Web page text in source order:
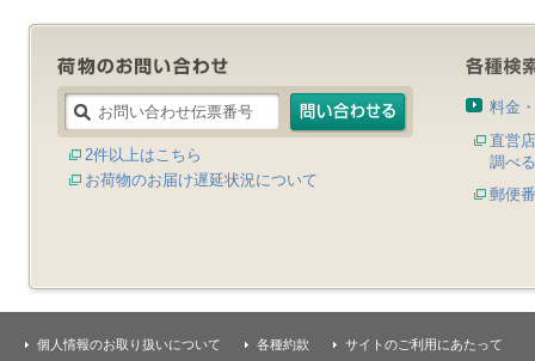
2件以上はこちら
お荷物のお届け遅延状況について
料金
直営
調べる
郵便
個人情報のお取り扱いについて 各種約款 サイトのご利用にあたって